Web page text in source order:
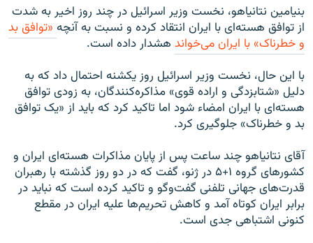
بنیامین نتانیاهو، نخست وزیر اسرائیل در چند روز اخیر به شدت
از توافق هسته‌ای با ایران انتقاد کرده و نسبت به آنچه «توافق بد
و خطرناک» با ایران می‌خواند هشدار داده است.
با این حال، نخست وزیر اسرائیل روز یکشنه احتمال داد که به
دلیل «شتابزدگی و اراده قوی» مذاکره‌کنندگان، به زودی توافق
هسته‌ای با ایران امضاء شود اما تاکيد کرد که بايد از «يک توافق
بد و خطرناک» جلوگيری کرد.
آقای نتانياهو چند ساعت پس از پایان مذاکرات هسته‌ای ايران و
کشورهای گروه ۱+۵ در ژنو، گفت که در دو روز گذشته با رهبران
قدرت‌های جهانی تلفنی گفت‌وگو و تاکيد کرده است که نبايد در
برابر ايران کوتاه آمد و کاهش تحريم‌ها عليه ايران در مقطع
کنونی اشتباهی جدی است.